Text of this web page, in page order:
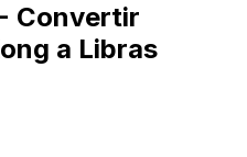
Convertir
a Libras